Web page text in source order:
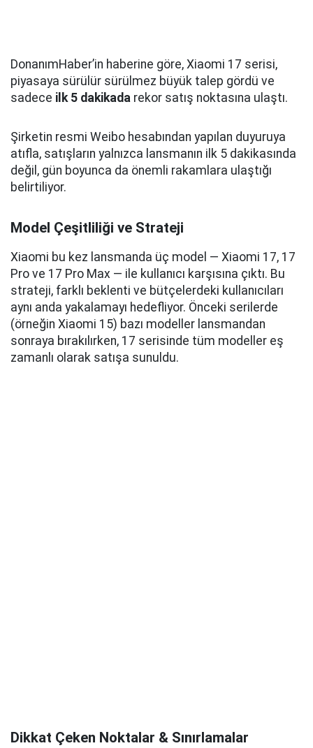
DonanımHaber’in haberine göre, Xiaomi 17 serisi,
piyasaya sürülür sürülmez büyük talep gördü ve
sadece ilk 5 dakikada rekor satış noktasına ulaştı.
Şirketin resmi Weibo hesabından yapılan duyuruya
atıfla, satışların yalnızca lansmanın ilk 5 dakikasında
değil, gün boyunca da önemli rakamlara ulaştığı
belirtiliyor.
Model Çeşitliliği ve Strateji
Xiaomi bu kez lansmanda üç model — Xiaomi 17, 17
Pro ve 17 Pro Max — ile kullanıcı karşısına çıktı. Bu
strateji, farklı beklenti ve bütçelerdeki kullanıcıları
aynı anda yakalamayı hedefliyor. Önceki serilerde
(örneğin Xiaomi 15) bazı modeller lansmandan
sonraya bırakılırken, 17 serisinde tüm modeller eş
zamanlı olarak satışa sunuldu.
Dikkat Çeken Noktalar & Sınırlamalar